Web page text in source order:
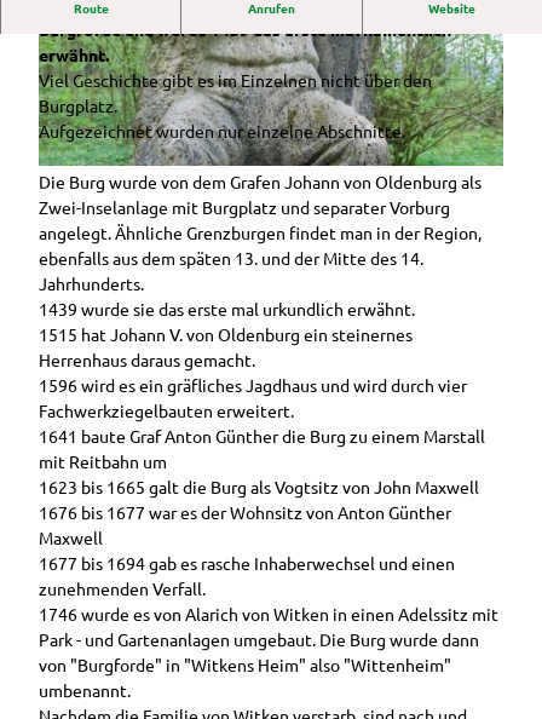
in die Region
Radtour:
Westerstede
rundumzu
Radtour:
Moorroute
Geführte
Fahrradtoure
Service rund
Rund um die
Howieker
Wassermühle
Hörstationen
entlang der
Touren
Oase
Ohlige
r
Mehrw
eg-
Garten
Linder
n
Töpfer
Ingrid
Schäfe
Küche
ngarte
n beim
shof
Rhododendron-
Majestätinnen
Privatverkauf
Gastronomie
Auf einen
Blick
Cafés
Ammerländer
Spezialitäten
Lebensmittelmärkte
Vielfältiges Angebot
Wochenmärkte
Hofläden & regionale
Produkte
Im
Überblick
Ausflugstipps
Im Überblick
Hössenschwi
mmbad
Schokoladenl
ounge
Rhododendro
npark Hobbie
Kirchen in
Westerstede
Stadtrundgan
g durch
Westerstede
Belinda
Berger
Ausflugstipps
weiteren
Umgebung
Kindervergnügen
Auf einen Blick
LandErlebnis
Janßen
Draisinenspaß
Ammerland
Ammerländer
Spielzeugmuseu
Tipps
Im
Überbli
ck
ttheat
er
O
Rhodo
dendro
Majest
ätinne
Hörstat
Entdec
kerpfad
Wester
Westerstedes
kostenlose
Angebote
Sagen &
Legenden
WesterstedeR
ückblick
Führungen &
Veranstaltungen
Im Überblick
Veranstaltungskalender
Veranstaltung
melden
Gruppenreisen
Stadtführung
durch
Westerstede
Westerstede
GästeführerInnen
Tagesfahrten in
Service
Auf
Blick
Shop
Buchen
Unterkunft
Westerstede
Barrierefreier
Urlaub in
© CC-BY-SA
Route Anrufen Website
Burgforde und wurde 1439 das erste mal namentlich
erwähnt.
Viel Geschichte gibt es im Einzelnen nicht über den
Burgplatz.
Aufgezeichnet wurden nur einzelne Abschnitte.
Die Burg wurde von dem Grafen Johann von Oldenburg als
Zwei-Inselanlage mit Burgplatz und separater Vorburg
angelegt. Ähnliche Grenzburgen findet man in der Region,
ebenfalls aus dem späten 13. und der Mitte des 14.
Jahrhunderts.
1439 wurde sie das erste mal urkundlich erwähnt.
1515 hat Johann V. von Oldenburg ein steinernes
Herrenhaus daraus gemacht.
1596 wird es ein gräfliches Jagdhaus und wird durch vier
Fachwerkziegelbauten erweitert.
1641 baute Graf Anton Günther die Burg zu einem Marstall
mit Reitbahn um
1623 bis 1665 galt die Burg als Vogtsitz von John Maxwell
1676 bis 1677 war es der Wohnsitz von Anton Günther
Maxwell
1677 bis 1694 gab es rasche Inhaberwechsel und einen
zunehmenden Verfall.
1746 wurde es von Alarich von Witken in einen Adelssitz mit
Park - und Gartenanlagen umgebaut. Die Burg wurde dann
von "Burgforde" in "Witkens Heim" also "Wittenheim"
umbenannt.